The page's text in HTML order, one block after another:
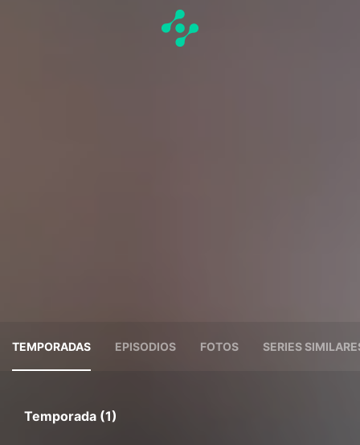
TEMPORADAS EPISODIOS FOTOS SERIES
Temporada (1)